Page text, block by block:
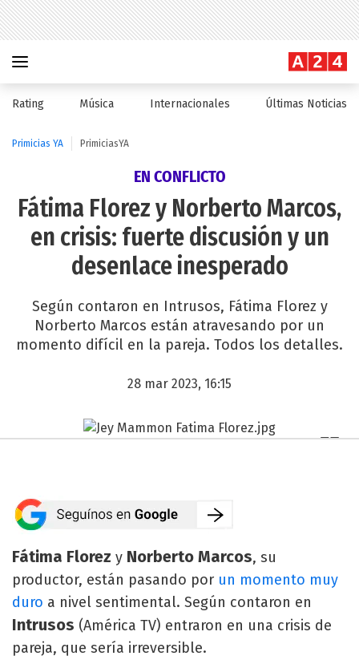
Rating Música Internacionales Últimas Noticias
Primicias YA PrimiciasYA
EN CONFLICTO
Fátima Florez y Norberto Marcos,
en crisis: fuerte discusión y un
desenlace inesperado
Según contaron en Intrusos, Fátima Florez y
Norberto Marcos están atravesando por un
momento difícil en la pareja. Todos los detalles.
28 mar 2023, 16:15
Fátima Florez y Norberto Marcos, su
productor, están pasando por un momento muy
duro a nivel sentimental. Según contaron en
Intrusos (América TV) entraron en una crisis de
pareja, que sería irreversible.